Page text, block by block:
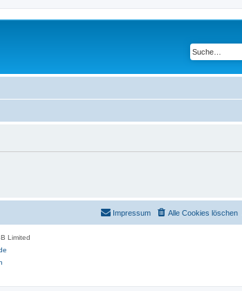
Alle Cookies löschen
Impressum
Limited